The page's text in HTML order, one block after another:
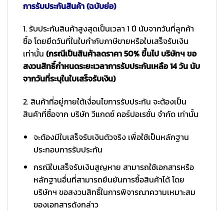
การรับประกันสินค้า (ฉบับย่อ)
1. รับประกันสินค้าสูงสุดเป็นเวลา 1 ปี นับจากวันที่ลูกค้า
ซื้อ โดยยึดวันที่ในใบกำกับภาษีขายหรือใบเสร็จรับเงิน
เท่านั้น (กรณีเป็นสินค้าลดราคา 50% ขึ้นไป บริษัทฯ ขอ
สงวนสิทธิ์กำหนดระยะเวลาการรับประกันเหลือ 14 วัน นับ
จากวันที่ระบุในใบเสร็จรับเงิน)
2. สินค้าที่อยู่ภายใต้เงื่อนไขการรับประกัน จะต้องเป็น
สินค้าที่ซื้อจาก บริษัท วีแกดซ์ คอร์ปอเรชั่น จำกัด เท่านั้น
จะต้องมีใบเสร็จรับเงินตัวจริง เพื่อใช้เป็นหลักฐาน
ประกอบการรับประกัน
กรณีใบเสร็จรับเงินสูญหาย สามารถใช้เอกสารหรือ
หลักฐานอื่นที่สามารถยืนยันการซื้อสินค้าได้ โดย
บริษัทฯ ขอสงวนสิทธิ์ในการพิจารณาความเหมาะสม
ของเอกสารดังกล่าว